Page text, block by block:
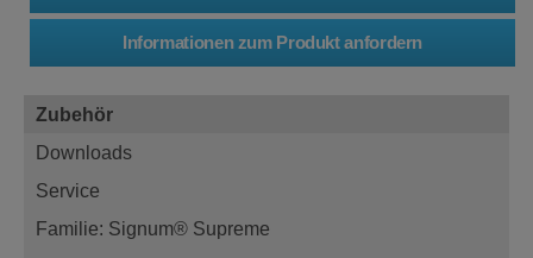
Zubehör
Downloads
Service
Familie: Signum® Supreme